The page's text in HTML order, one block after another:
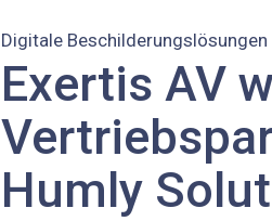
Digitale Beschilderungslösungen
Exertis AV
Humly